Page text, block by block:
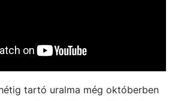
tartó uralma még októberben